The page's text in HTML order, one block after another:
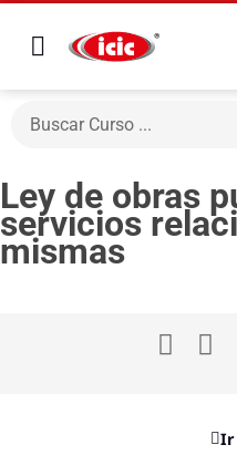
Ley de obras
servicios
mismas
Ir